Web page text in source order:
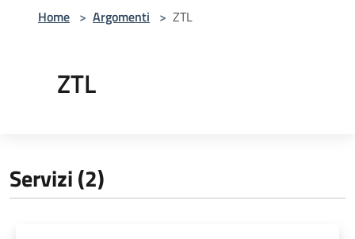
Home > Argomenti > ZTL
ZTL
Servizi (2)